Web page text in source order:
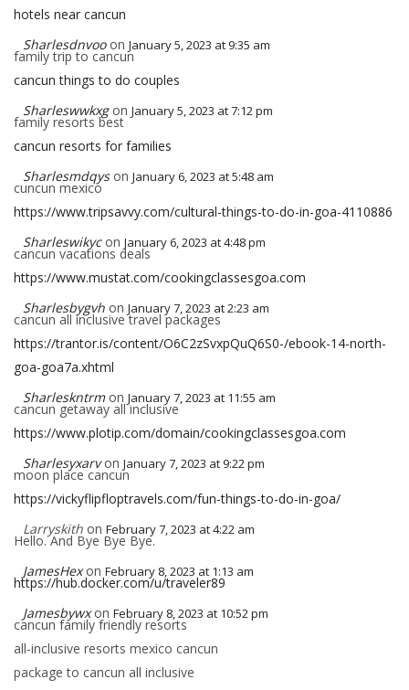
hotels near cancun
Sharlesdnvoo on January 5, 2023 at 9:35 am
family trip to cancun
cancun things to do couples
Sharleswwkxg on January 5, 2023 at 7:12 pm
family resorts best
cancun resorts for families
Sharlesmdqys on January 6, 2023 at 5:48 am
cuncun mexico
https://www.tripsavvy.com/cultural-things-to-do-in-goa-4110886
Sharleswikyc on January 6, 2023 at 4:48 pm
cancun vacations deals
https://www.mustat.com/cookingclassesgoa.com
Sharlesbygvh on January 7, 2023 at 2:23 am
cancun all inclusive travel packages
https://trantor.is/content/O6C2zSvxpQuQ6S0-/ebook-14-north-
goa-goa7a.xhtml
Sharleskntrm on January 7, 2023 at 11:55 am
cancun getaway all inclusive
https://www.plotip.com/domain/cookingclassesgoa.com
Sharlesyxarv on January 7, 2023 at 9:22 pm
moon place cancun
https://vickyflipfloptravels.com/fun-things-to-do-in-goa/
Larryskith on February 7, 2023 at 4:22 am
Hello. And Bye Bye Bye.
JamesHex on February 8, 2023 at 1:13 am
https://hub.docker.com/u/traveler89
Jamesbywx on February 8, 2023 at 10:52 pm
cancun family friendly resorts
all-inclusive resorts mexico cancun
package to cancun all inclusive